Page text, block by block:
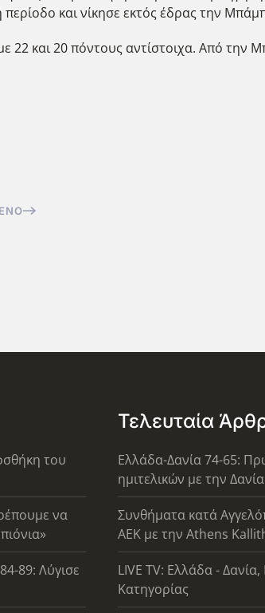
και νίκησε εκτός έδρας την
22 και 20 πόντους αντίστοιχα. Από την
του
να
89: Λύγισε
Τελευταία
Ελλάδα-Δανία 74-65:
ημιτελικών με την Δανία
Συνθήματα κατά
ΑΕΚ με την Athens
LIVE TV: Ελλάδα -
Κατηγορίας